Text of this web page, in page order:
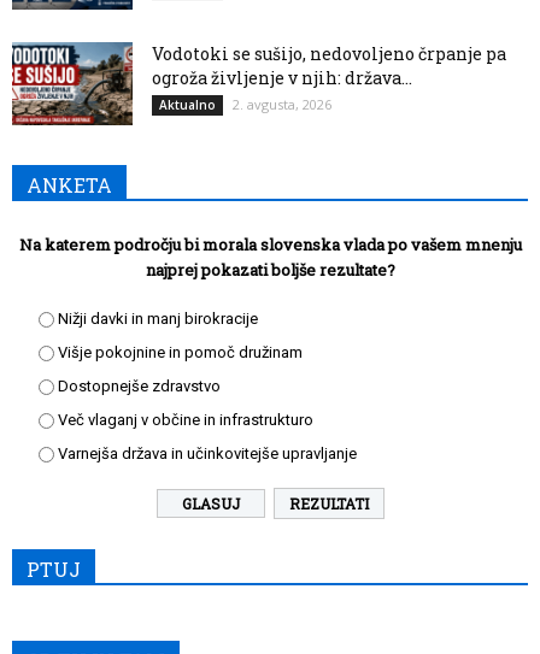
Vodotoki se sušijo, nedovoljeno črpanje pa
ogroža življenje v njih: država...
Aktualno 2. avgusta, 2026
ANKETA
Na katerem področju bi morala slovenska vlada po vašem mnenju
najprej pokazati boljše rezultate?
Nižji davki in manj birokracije
Višje pokojnine in pomoč družinam
Dostopnejše zdravstvo
Več vlaganj v občine in infrastrukturo
Varnejša država in učinkovitejše upravljanje
REZULTATI
PTUJ